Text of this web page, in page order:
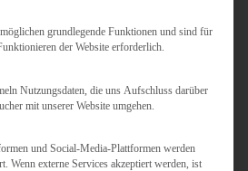
Gruppen, für die eine
grundlegende Funktionen und sind für
der Website erforderlich.
Nutzungsdaten, die uns Aufschluss darüber
mit unserer Website umgehen.
und Social-Media-Plattformen werden
Wenn externe Services akzeptiert werden, ist